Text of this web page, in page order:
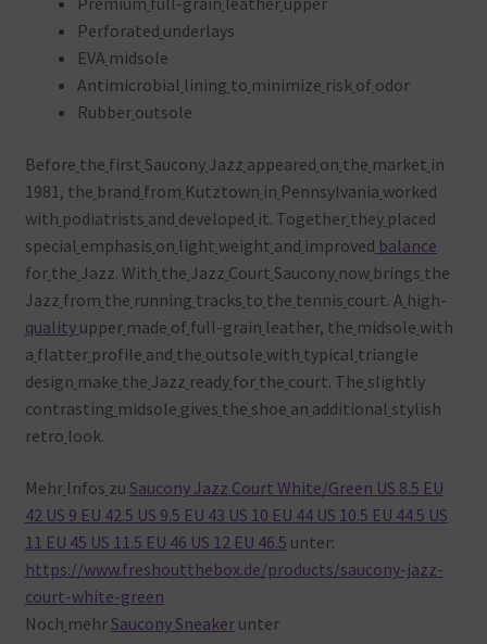
Perforated underlays
EVA midsole
Antimicrobial lining to minimize risk of odor
Rubber outsole
Before the first Saucony Jazz appeared on the market in
1981, the brand from Kutztown in Pennsylvania worked
with podiatrists and developed it. Together they placed
special emphasis on light weight and improved balance
for the Jazz. With the Jazz Court Saucony now brings the
Jazz from the running tracks to the tennis court. A high-
quality upper made of full-grain leather, the midsole with
a flatter profile and the outsole with typical triangle
design make the Jazz ready for the court. The slightly
contrasting midsole gives the shoe an additional stylish
retro look.
Mehr Infos zu Saucony Jazz Court White/Green US 8.5 EU
42 US 9 EU 42.5 US 9.5 EU 43 US 10 EU 44 US 10.5 EU 44.5 US
11 EU 45 US 11.5 EU 46 US 12 EU 46.5 unter:
https://www.freshoutthebox.de/products/saucony-jazz-
court-white-green
Noch mehrSaucony Sneakerunter